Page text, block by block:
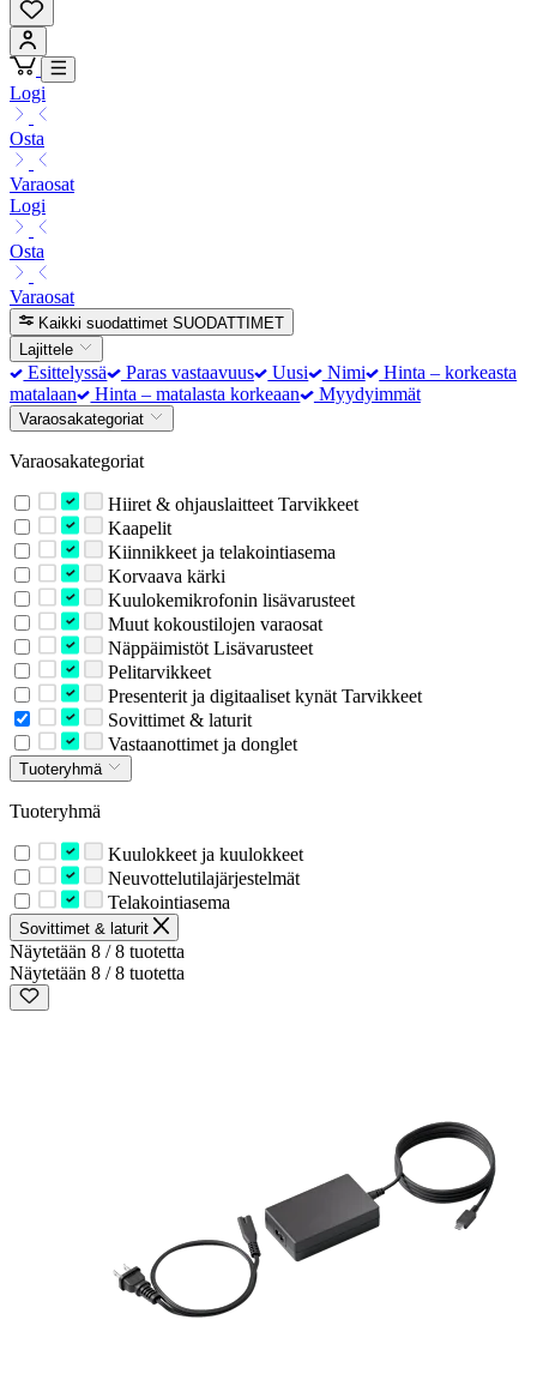
Logi
Osta
Varaosat
Logi
Osta
Varaosat
Kaikki suodattimet SUODATTIMET
Lajittele
Esittelyssä Paras vastaavuus Uusi Nimi
Hinta – korkeasta
matalaan
Hinta – matalasta korkeaan Myydyimmät
Varaosakategoriat
Varaosakategoriat
Hiiret & ohjauslaitteet Tarvikkeet
Kaapelit
Kiinnikkeet ja telakointiasema
Korvaava kärki
Kuulokemikrofonin lisävarusteet
Muut kokoustilojen varaosat
Näppäimistöt Lisävarusteet
Pelitarvikkeet
Presenterit ja digitaaliset kynät Tarvikkeet
Sovittimet & laturit
Vastaanottimet ja donglet
Tuoteryhmä
Tuoteryhmä
Kuulokkeet ja kuulokkeet
Neuvottelutilajärjestelmät
Telakointiasema
Sovittimet & laturit
Näytetään 8 / 8 tuotetta
Näytetään 8 / 8 tuotetta